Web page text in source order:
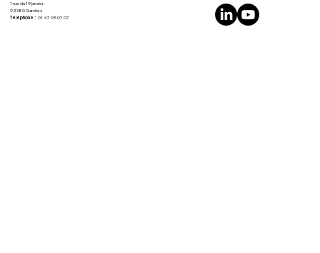
1 rue du 19 janvier
92380 Garches
Téléphone :01 47 95 07 07